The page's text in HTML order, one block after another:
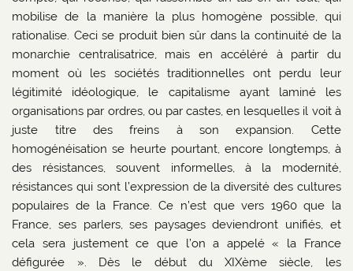
mobilise de la manière la plus homogène possible, qui
rationalise. Ceci se produit bien sûr dans la continuité de la
monarchie centralisatrice, mais en accéléré à partir du
moment où les sociétés traditionnelles ont perdu leur
légitimité idéologique, le capitalisme ayant laminé les
organisations par ordres, ou par castes, en lesquelles il voit à
juste titre des freins à son expansion. Cette
homogénéisation se heurte pourtant, encore longtemps, à
des résistances, souvent informelles, à la modernité,
résistances qui sont l’expression de la diversité des cultures
populaires de la France. Ce n’est que vers 1960 que la
France, ses parlers, ses paysages deviendront unifiés, et
cela sera justement ce que l’on a appelé « la France
défigurée ». Dès le début du XIXème siècle, les